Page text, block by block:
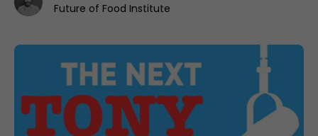
Future of Food Institute